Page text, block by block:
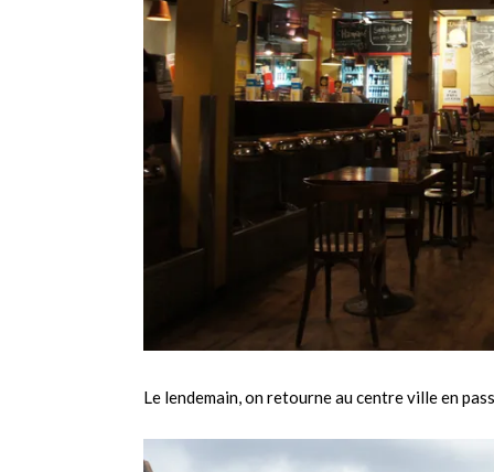
Le lendemain, on retourne au centre ville en